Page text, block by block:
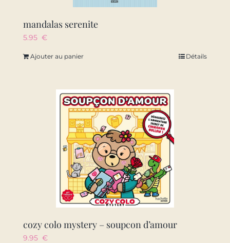
mandalas serenite
5.95 €
Ajouter au panier Détails
cozy colo mystery – soupcon d’amour
9.95 €